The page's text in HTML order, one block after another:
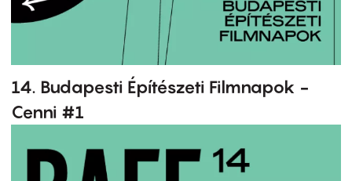
14. Budapesti Építészeti Filmnapok -
Cenni #1